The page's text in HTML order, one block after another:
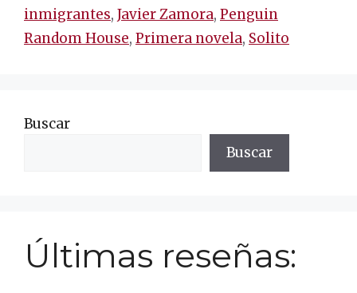
inmigrantes, Javier Zamora, Penguin
Random House, Primera novela, Solito
Buscar
Buscar
Últimas reseñas: